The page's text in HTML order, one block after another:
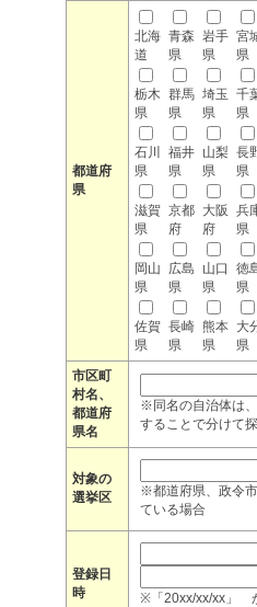
都道府
県
北海
道
青森
県
岩手
県
宮
県
栃木
県
群馬
県
埼玉
県
千
県
石川
県
福井
県
山梨
県
長
県
滋賀
県
京都
府
大阪
府
兵
県
岡山
県
広島
県
山口
県
徳
県
佐賀
県
長崎
県
熊本
県
大
県
市区町
村名、
都道府
県名
※同名の自治体は
することで分けて
対象の
選挙区
※都道府県、政令
ている場合
登録日
時
※「20xx/xx/xx」